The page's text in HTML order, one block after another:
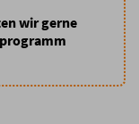
wir gerne